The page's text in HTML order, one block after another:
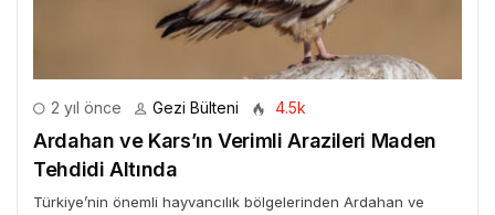
2 yıl önce Gezi Bülteni 4.5k
Ardahan ve Kars’ın Verimli Arazileri Maden
Tehdidi Altında
Türkiye’nin önemli hayvancılık bölgelerinden Ardahan ve